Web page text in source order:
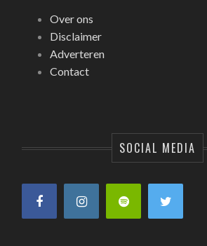
Over ons
Disclaimer
Adverteren
Contact
SOCIAL MEDIA